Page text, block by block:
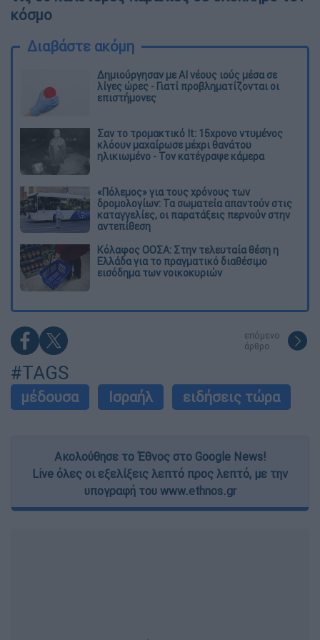
κόσμο
Διαβάστε ακόμη
Δημιούργησαν με AI νέους ιούς μέσα σε
λίγες ώρες - Γιατί προβληματίζονται οι
επιστήμονες
Σαν το τρομακτικό It: 15χρονο ντυμένος
κλόουν μαχαίρωσε μέχρι θανάτου
ηλικιωμένο - Τον κατέγραψε κάμερα
«Πόλεμος» για τους χρόνους των
δρομολογίων: Τα σωματεία απαντούν στις
καταγγελίες, οι παρατάξεις περνούν στην
αντεπίθεση
Κόλαφος ΟΟΣΑ: Στην τελευταία θέση η
Ελλάδα για το πραγματικό διαθέσιμο
εισόδημα των νοικοκυριών
επόμενο
άρθρο
#TAGS
μέδουσα Ισραήλ ειδήσεις τώρα
Ακολούθησε το Έθνος στο Google News!
Live όλες οι εξελίξεις λεπτό προς λεπτό, με την
υπογραφή του www.ethnos.gr